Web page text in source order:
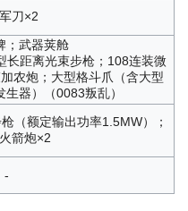
刀×2
；武器荚舱
长距离光束步枪；108连装微
农炮；大型格斗爪（含大型
器）（0083叛乱）
（额定输出功率1.5MW）；
箭炮×2
-